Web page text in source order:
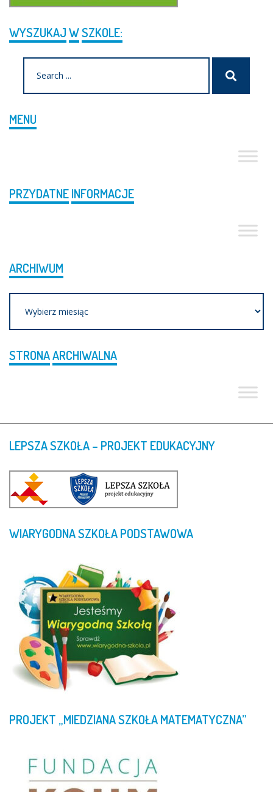
WYSZUKAJWSZKOLE:
Szukaj
MENU
PRZYDATNEINFORMACJE
ARCHIWUM
STRONAARCHIWALNA
LEPSZASZKOŁA– PROJEKT EDUKACYJNY
WIARYGODNASZKOŁAPODSTAWOWA
PROJEKT „MIEDZIANASZKOŁAMATEMATYCZNA”